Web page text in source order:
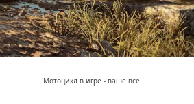
Мотоцикл в игре - ваше все